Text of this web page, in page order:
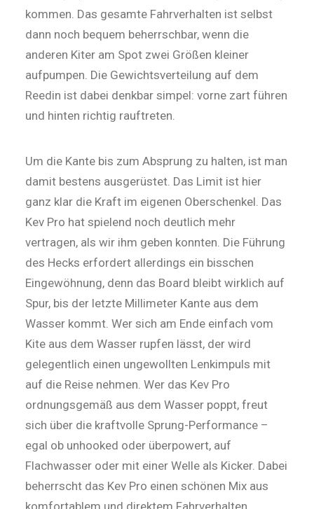
kommen. Das gesamte Fahrverhalten ist selbst
dann noch bequem beherrschbar, wenn die
anderen Kiter am Spot zwei Größen kleiner
aufpumpen. Die Gewichtsverteilung auf dem
Reedin ist dabei denkbar simpel: vorne zart führen
und hinten richtig rauftreten.
Um die Kante bis zum Absprung zu halten, ist man
damit bestens ausgerüstet. Das Limit ist hier
ganz klar die Kraft im eigenen Oberschenkel. Das
Kev Pro hat spielend noch deutlich mehr
vertragen, als wir ihm geben konnten. Die Führung
des Hecks erfordert allerdings ein bisschen
Eingewöhnung, denn das Board bleibt wirklich auf
Spur, bis der letzte Millimeter Kante aus dem
Wasser kommt. Wer sich am Ende einfach vom
Kite aus dem Wasser rupfen lässt, der wird
gelegentlich einen ungewollten Lenkimpuls mit
auf die Reise nehmen. Wer das Kev Pro
ordnungsgemäß aus dem Wasser poppt, freut
sich über die kraftvolle Sprung-Performance –
egal ob unhooked oder überpowert, auf
Flachwasser oder mit einer Welle als Kicker. Dabei
beherrscht das Kev Pro einen schönen Mix aus
komfortablem und direktem Fahrverhalten.